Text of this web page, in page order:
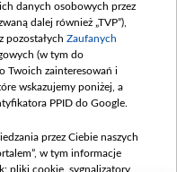
PLN
2025
PLN
2026 (wpłata
mln, 8
danych osobowych przez
dalej również „TVP”),
pozostałych Zaufanych
(w tym do
Twoich zainteresowań i
wskazujemy poniżej, a
PPID do Google.
przez Ciebie naszych
w tym informacje
pliki cookie, sygnalizatory